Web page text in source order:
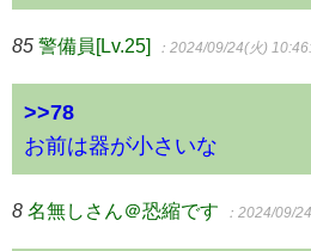
85 警備員[Lv.25] ：2024/09/24(火)
>>78
お前は器が小さいな
8 名無しさん＠恐縮です ：2024/09/